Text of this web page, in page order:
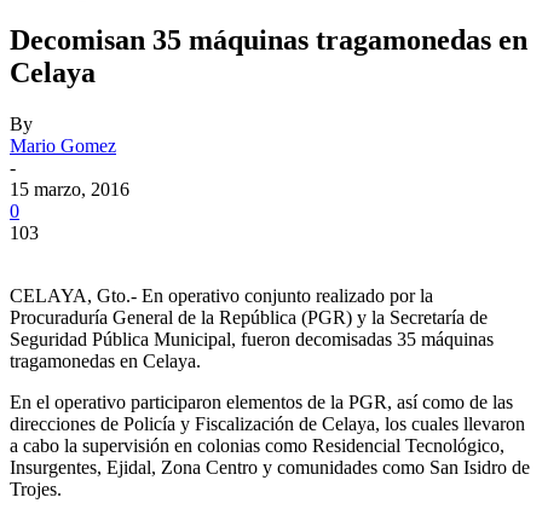
Decomisan 35 máquinas tragamonedas en
Celaya
By
Mario Gomez
-
15 marzo, 2016
0
103
CELAYA, Gto.- En operativo conjunto realizado por la
Procuraduría General de la República (PGR) y la Secretaría de
Seguridad Pública Municipal, fueron decomisadas 35 máquinas
tragamonedas en Celaya.
En el operativo participaron elementos de la PGR, así como de las
direcciones de Policía y Fiscalización de Celaya, los cuales llevaron
a cabo la supervisión en colonias como Residencial Tecnológico,
Insurgentes, Ejidal, Zona Centro y comunidades como San Isidro de
Trojes.